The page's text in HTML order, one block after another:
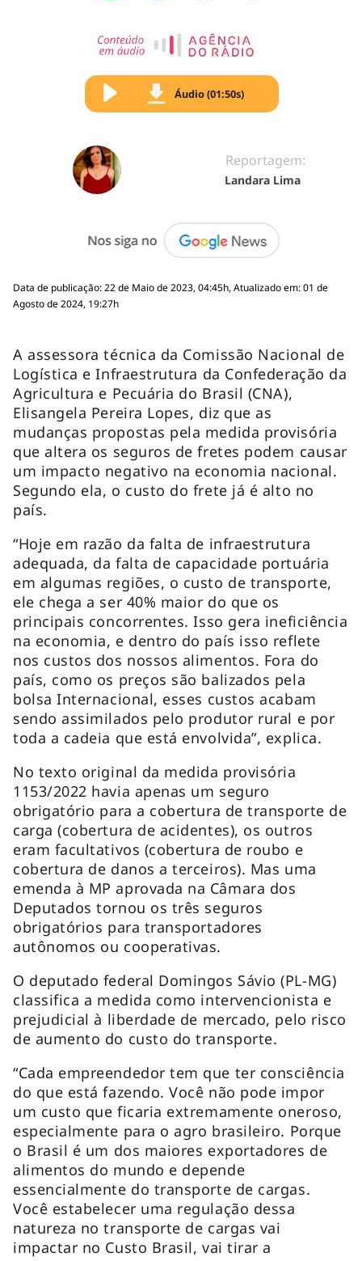
Áudio (01:50s)
Reportagem:
Landara Lima
Data de publicação: 22 de Maio de 2023, 04:45h, Atualizado em: 01 de
Agosto de 2024, 19:27h
A assessora técnica da Comissão Nacional de
Logística e Infraestrutura da Confederação da
Agricultura e Pecuária do Brasil (CNA),
Elisangela Pereira Lopes, diz que as
mudanças propostas pela medida provisória
que altera os seguros de fretes podem causar
um impacto negativo na economia nacional.
Segundo ela, o custo do frete já é alto no
país.
“Hoje em razão da falta de infraestrutura
adequada, da falta de capacidade portuária
em algumas regiões, o custo de transporte,
ele chega a ser 40% maior do que os
principais concorrentes. Isso gera ineficiência
na economia, e dentro do país isso reflete
nos custos dos nossos alimentos. Fora do
país, como os preços são balizados pela
bolsa Internacional, esses custos acabam
sendo assimilados pelo produtor rural e por
toda a cadeia que está envolvida”, explica.
No texto original da medida provisória
1153/2022 havia apenas um seguro
obrigatório para a cobertura de transporte de
carga (cobertura de acidentes), os outros
eram facultativos (cobertura de roubo e
cobertura de danos a terceiros). Mas uma
emenda à MP aprovada na Câmara dos
Deputados tornou os três seguros
obrigatórios para transportadores
autônomos ou cooperativas.
O deputado federal Domingos Sávio (PL-MG)
classifica a medida como intervencionista e
prejudicial à liberdade de mercado, pelo risco
de aumento do custo do transporte.
“Cada empreendedor tem que ter consciência
do que está fazendo. Você não pode impor
um custo que ficaria extremamente oneroso,
especialmente para o agro brasileiro. Porque
o Brasil é um dos maiores exportadores de
alimentos do mundo e depende
essencialmente do transporte de cargas.
Você estabelecer uma regulação dessa
natureza no transporte de cargas vai
impactar no Custo Brasil, vai tirar a